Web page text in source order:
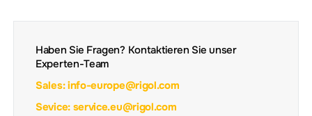
Haben Sie Fragen? Kontaktieren Sie unser
Experten-Team
Sales: info-europe@rigol.com
Sevice: service.eu@rigol.com